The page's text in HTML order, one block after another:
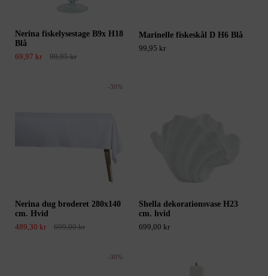
Nerina fiskelysestage B9x H18
Blå
69,97 kr
99,95 kr
Marinelle fiskeskål D H6 Blå
99,95 kr
Nerina dug broderet 280x140
cm. Hvid
489,30 kr
699,00 kr
-30%
Shella dekorationsvase H23
cm. hvid
699,00 kr
-30%